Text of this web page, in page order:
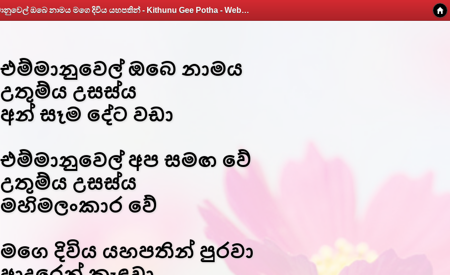
එම්මානුවෙල් ඔබෙ නාමය මගෙ දිවිය යහපතින් - Kithunu Gee Potha - Web v1.7
එම්මානුවෙල් ඔබෙ නාමය
උතුම්ය උසස්ය
අන් සෑම දේට වඩා
එම්මානුවෙල් අප සමඟ වේ
උතුම්ය උසස්ය
මහිමලංකාර වේ
මගෙ දිවිය යහපතින් පුරවා